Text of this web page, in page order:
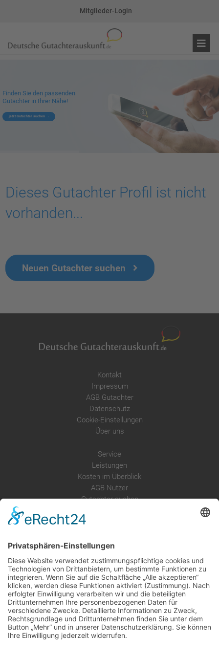
Mitglieder-Login
Finden Sie den passenden
Gutachter in Ihrer Nähe!
jetzt Gutachter suchen
Dieses Gutachter Profil ist nicht
vorhanden...
Neuen Gutachter suchen
Kontakt
Impressum
AGB Gutachter
Datenschutz
Cookie-Einstellungen
Über uns
Service
Leistungen
Kosten im Überblick
AGB Nutzer
Gutachter suchen
Anfrage
Presse
Partner: Der DGuSV
als Gutachter eintragen
Infos für Suchende